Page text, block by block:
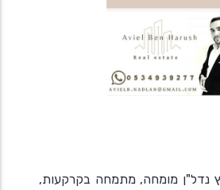
נדל"ן מומחה, מתמחה בקרקעות,